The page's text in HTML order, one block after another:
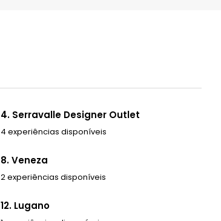
4. Serravalle Designer Outlet
4 experiências disponíveis
8. Veneza
2 experiências disponíveis
12. Lugano